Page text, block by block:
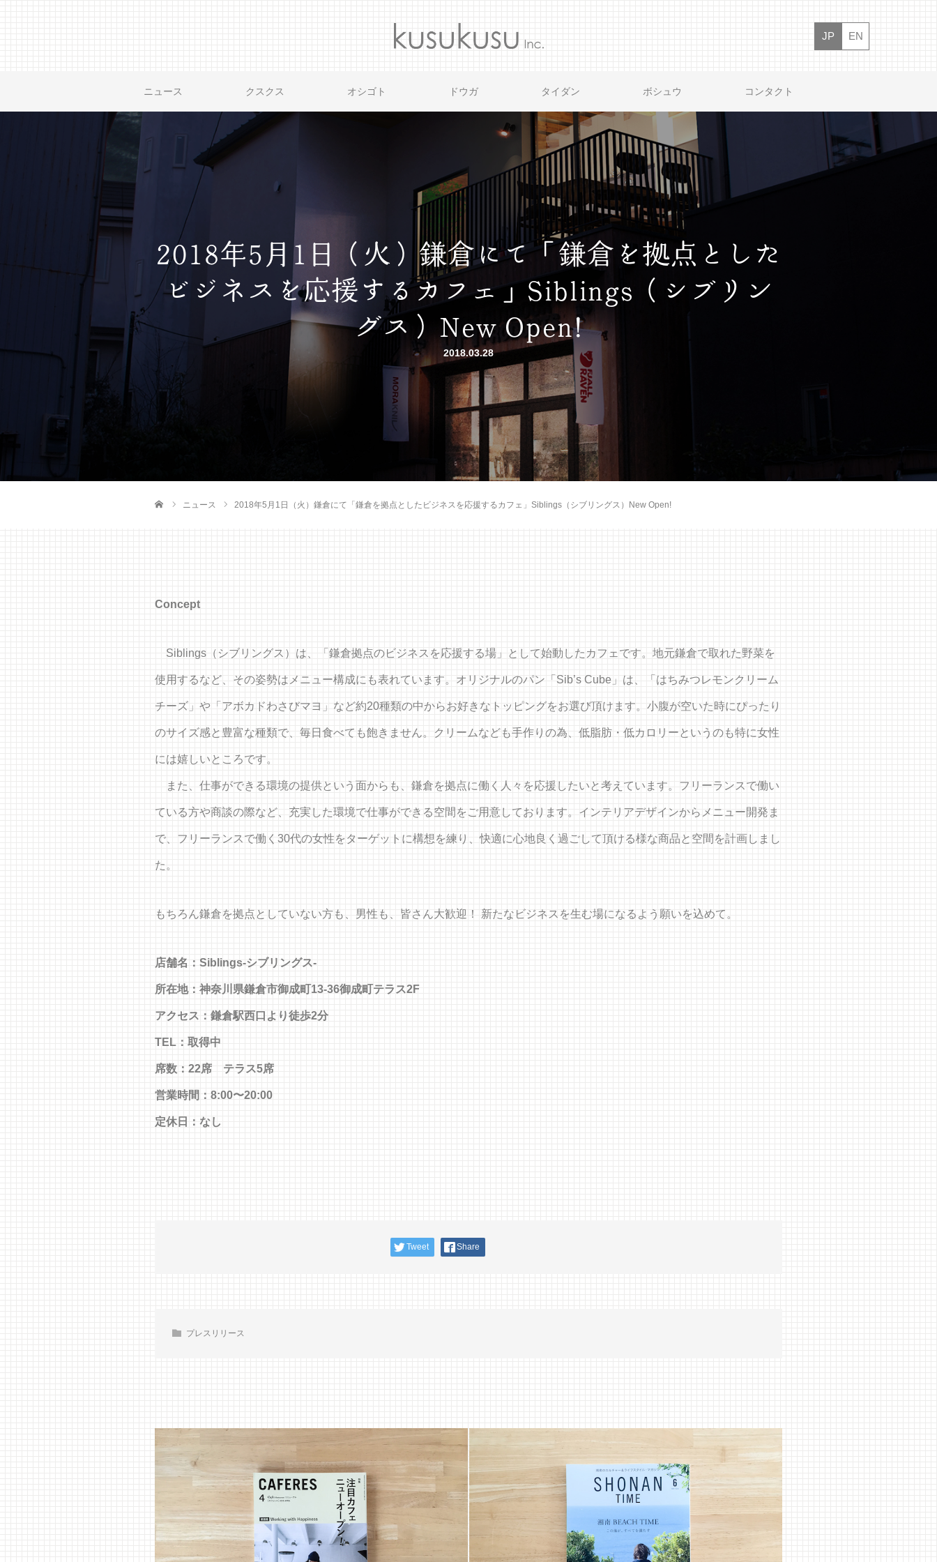
JP EN
ニュース クスクス オシゴト ドウガ タイダン ボシュウ コンタクト
2018年5月1日（火）鎌倉にて「鎌倉を拠点とした
ビジネスを応援するカフェ」Siblings（シブリン
グス）New Open!
2018.03.28
ニュース 2018年5月1日（火）鎌倉にて「鎌倉を拠点としたビジネスを応援するカフェ」Siblings（シブリングス）New Open!
Concept
Siblings（シブリングス）は、「鎌倉拠点のビジネスを応援する場」として始動したカフェです。地元鎌倉で取れた野菜を
使用するなど、その姿勢はメニュー構成にも表れています。オリジナルのパン「Sib’s Cube」は、「はちみつレモンクリーム
チーズ」や「アボカドわさびマヨ」など約20種類の中からお好きなトッピングをお選び頂けます。小腹が空いた時にぴったり
のサイズ感と豊富な種類で、毎日食べても飽きません。クリームなども手作りの為、低脂肪・低カロリーというのも特に女性
には嬉しいところです。
また、仕事ができる環境の提供という面からも、鎌倉を拠点に働く人々を応援したいと考えています。フリーランスで働い
ている方や商談の際など、充実した環境で仕事ができる空間をご用意しております。インテリアデザインからメニュー開発ま
で、フリーランスで働く30代の女性をターゲットに構想を練り、快適に心地良く過ごして頂ける様な商品と空間を計画しまし
た。
もちろん鎌倉を拠点としていない方も、男性も、皆さん大歓迎！ 新たなビジネスを生む場になるよう願いを込めて。
店舗名：Siblings-シブリングス-
所在地：神奈川県鎌倉市御成町13-36御成町テラス2F
アクセス：鎌倉駅西口より徒歩2分
TEL：取得中
席数：22席 テラス5席
営業時間：8:00〜20:00
定休日：なし
Tweet Share
プレスリリース